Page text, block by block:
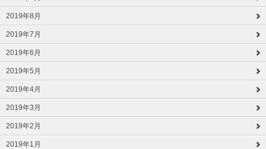
2019年8月
2019年7月
2019年6月
2019年5月
2019年4月
2019年3月
2019年2月
2019年1月